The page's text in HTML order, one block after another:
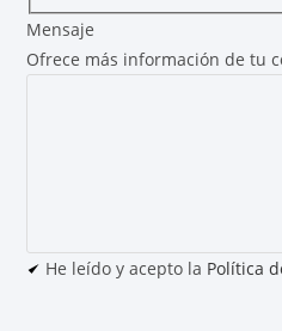
Mensaje
Ofrece más información de tu
He leído y acepto la Política